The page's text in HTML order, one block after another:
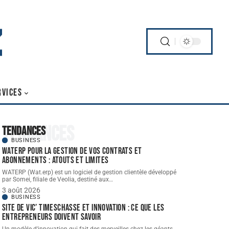
Tendances
Tendances
BUSINESS
WATERP pour la gestion de vos contrats et
abonnements : atouts et limites
WATERP (Wat.erp) est un logiciel de gestion clientèle développé
par Somei, filiale de Veolia, destiné aux…
3 août 2026
BUSINESS
Site de vic’ Timeschasse et innovation : ce que les
entrepreneurs doivent savoir